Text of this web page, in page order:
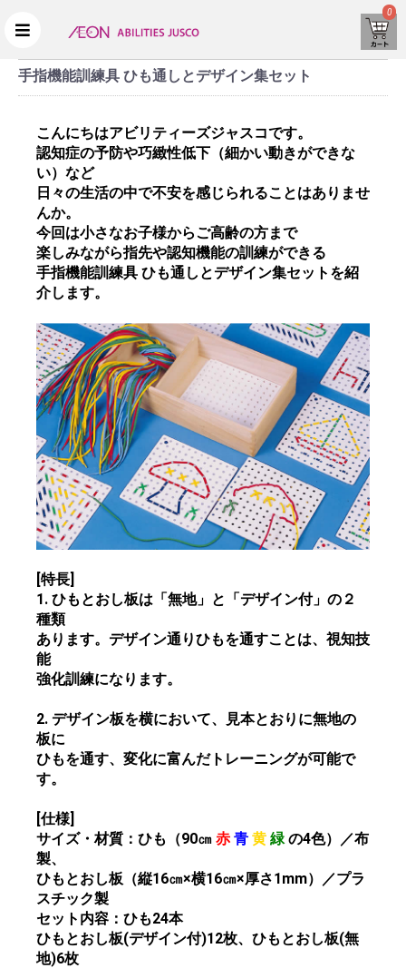
0
手指機能訓練具 ひも通しとデザイン集セット
こんにちはアビリティーズジャスコです。
認知症の予防や巧緻性低下（細かい動きができな
い）など
日々の生活の中で不安を感じられることはありませ
んか。
今回は小さなお子様からご高齢の方まで
楽しみながら指先や認知機能の訓練ができる
手指機能訓練具 ひも通しとデザイン集セットを紹
介します。
[特長]
1. ひもとおし板は「無地」と「デザイン付」の２
種類
あります。デザイン通りひもを通すことは、視知技
能
強化訓練になります。
2. デザイン板を横において、見本とおりに無地の
板に
ひもを通す、変化に富んだトレーニングが可能で
す。
[仕様]
サイズ・材質：ひも（90㎝ 赤 青 黄 緑の4色）／布
製、
ひもとおし板（縦16㎝×横16㎝×厚さ1mm）／プラ
スチック製
セット内容：ひも24本
ひもとおし板(デザイン付)12枚、ひもとおし板(無
地)6枚